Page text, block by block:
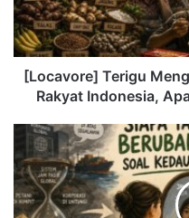
[Locavore] Terigu
Rakyat Indonesia,